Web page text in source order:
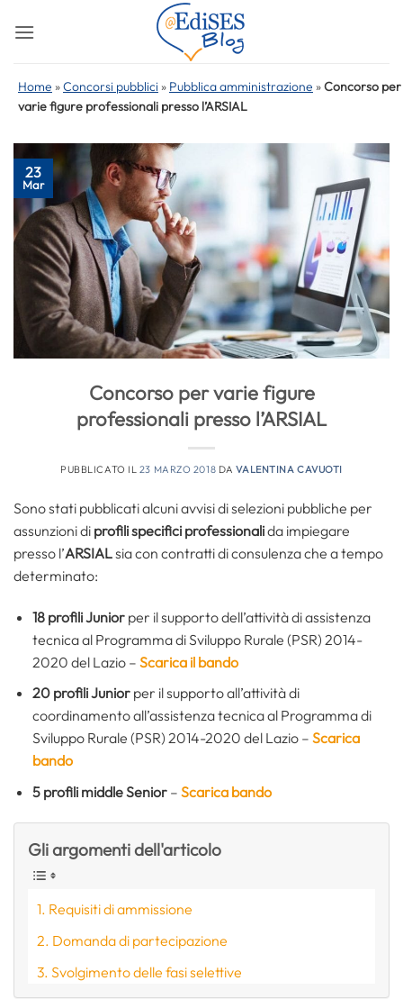
Home »Concorsi pubblici » Pubblica amministrazione »Concorso per
varie figure professionali presso l’ARSIAL
23
Mar
Concorso per varie figure
professionali presso l’ARSIAL
PUBBLICATO IL 23 MARZO 2018 DAVALENTINA CAVUOTI
Sono stati pubblicati alcuni avvisi di selezioni pubbliche per
assunzioni di profili specifici professionalida impiegare
presso l’ARSIALsia con contratti di consulenza che a tempo
determinato:
18 profili Juniorper il supporto dell’attività di assistenza
tecnica al Programma di Sviluppo Rurale (PSR) 2014-
2020 del Lazio – Scarica il bando
20 profili Juniorper il supporto all’attività di
coordinamento all’assistenza tecnica al Programma di
Sviluppo Rurale (PSR) 2014-2020 del Lazio – Scarica
bando
5 profili middle Senior– Scarica bando
Gli argomenti dell'articolo
Requisiti di ammissione
Domanda di partecipazione
Svolgimento delle fasi selettive